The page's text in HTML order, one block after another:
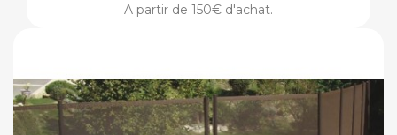
A partir de 150€ d'achat.